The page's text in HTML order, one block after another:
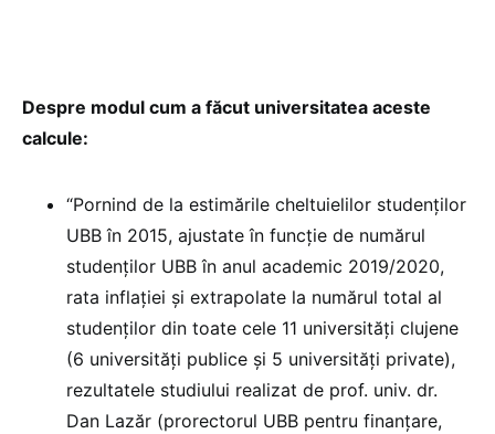
Despre modul cum a făcut universitatea aceste
calcule:
“Pornind de la estimările cheltuielilor studenților
UBB în 2015, ajustate în funcție de numărul
studenților UBB în anul academic 2019/2020,
rata inflației și extrapolate la numărul total al
studenților din toate cele 11 universități clujene
(6 universități publice și 5 universități private),
rezultatele studiului realizat de prof. univ. dr.
Dan Lazăr (prorectorul UBB pentru finanțare,